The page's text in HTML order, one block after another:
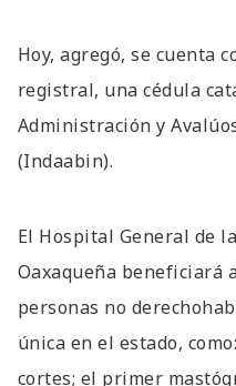
Hoy, agregó, se cuenta
registral, una cédula
Administración y
(Indaabin).
El Hospital General de
Oaxaqueña beneficiará
personas no
única en el estado,
cortes; el primer